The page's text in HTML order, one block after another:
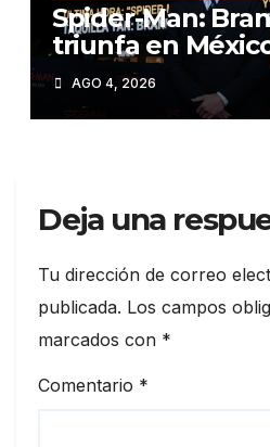
Spider-Man:
triunfa en
de dólares y
millones de
AGO 4, 2026
Deja una
Tu dirección de correo
publicada. Los campos
marcados con *
Comentario *